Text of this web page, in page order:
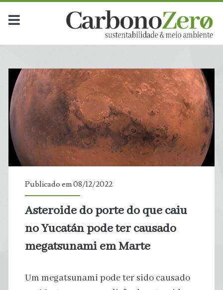
Publicado em 08/12/2022
Asteroide do porte do que caiu
no Yucatán pode ter causado
megatsunami em Marte
Um megatsunami pode ter sido causado